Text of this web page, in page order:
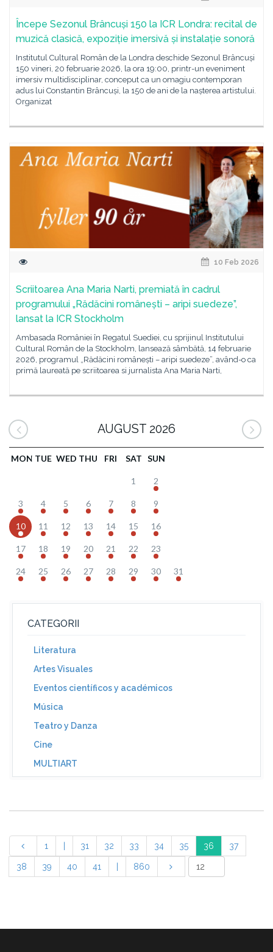
Începe Sezonul Brâncuși 150 la ICR Londra: recital de
muzică clasică, expoziție imersivă și instalație sonoră
Institutul Cultural Român de la Londra deschide Sezonul Brâncuși
150 vineri, 20 februarie 2026, la ora 19:00, printr-un eveniment
imersiv multidisciplinar, conceput ca un omagiu contemporan
adus lui Constantin Brâncuși, la 150 de ani de la nașterea artistului.
Organizat
10 Feb 2026
Scriitoarea Ana Maria Narti, premiată în cadrul
programului „Rădăcini românești – aripi suedeze”,
lansat la ICR Stockholm
Ambasada României în Regatul Suediei, cu sprijinul Institutului
Cultural Român de la Stockholm, lansează sâmbătă, 14 februarie
2026, programul „Rădăcini românești – aripi suedeze”, având-o ca
primă laureată pe scriitoarea si jurnalista Ana Maria Narti,
AUGUST 2026
MON TUE WED THU FRI SAT SUN
1 2
3 4 5 6 7 8 9
10 11 12 13 14 15 16
17 18 19 20 21 22 23
24 25 26 27 28 29 30 31
CATEGORII
Literatura
Artes Visuales
Eventos científicos y académicos
Música
Teatro y Danza
Cine
MULTIART
1 31 32 33 34 35 36 37
38 39 40 41 860